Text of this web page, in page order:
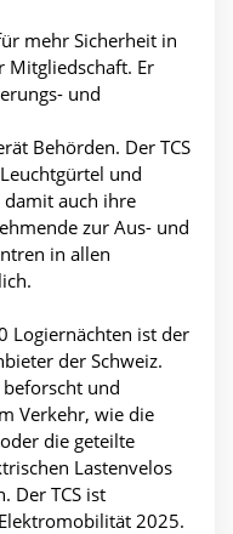
mehr Sicherheit in
Mitgliedschaft. Er
und
Behörden. Der TCS
und
auch ihre
zur Aus- und
in allen
Logiernächten ist der
der Schweiz.
beforscht und
Verkehr, wie die
die geteilte
Lastenvelos
Der TCS ist
2025.